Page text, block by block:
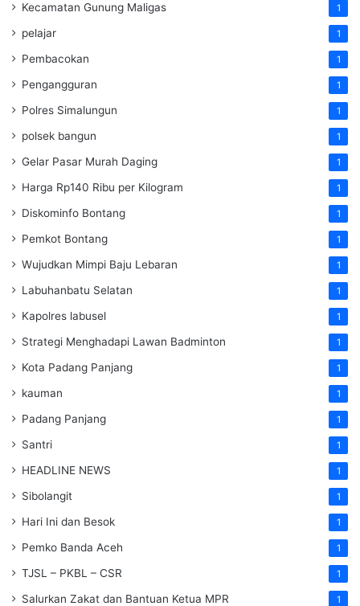
Kecamatan Gunung Maligas 1
pelajar 1
Pembacokan 1
Pengangguran 1
Polres Simalungun 1
polsek bangun 1
Gelar Pasar Murah Daging 1
Harga Rp140 Ribu per Kilogram 1
Diskominfo Bontang 1
Pemkot Bontang 1
Wujudkan Mimpi Baju Lebaran 1
Labuhanbatu Selatan 1
Kapolres labusel 1
Strategi Menghadapi Lawan Badminton 1
Kota Padang Panjang 1
kauman 1
Padang Panjang 1
Santri 1
HEADLINE NEWS 1
Sibolangit 1
Hari Ini dan Besok 1
Pemko Banda Aceh 1
TJSL – PKBL – CSR 1
Salurkan Zakat dan Bantuan Ketua MPR 1